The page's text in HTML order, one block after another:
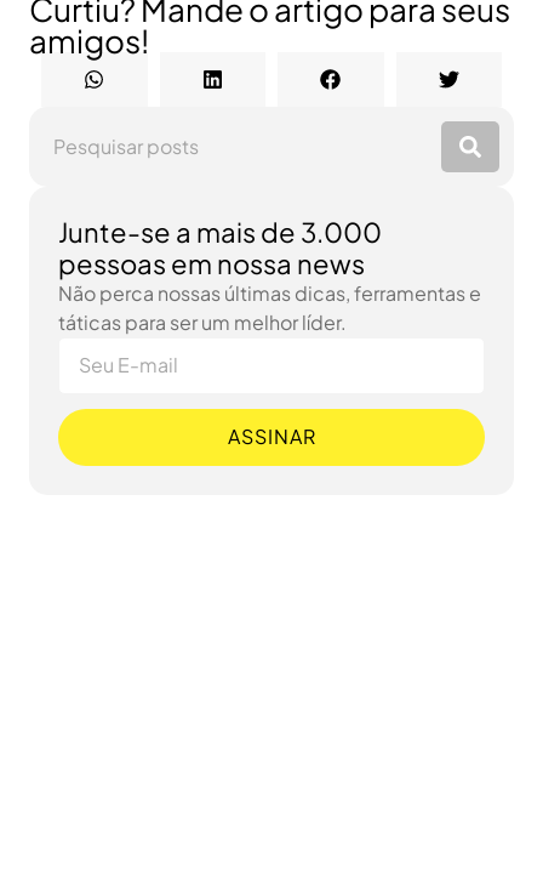
Curtiu? Mande o artigo para seus
amigos!
Junte-se a mais de 3.000
pessoas em nossa news
Não perca nossas últimas dicas, ferramentas e
táticas para ser um melhor líder.
ASSINAR